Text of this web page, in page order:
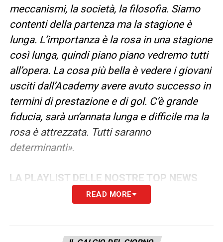
meccanismi, la società, la filosofia. Siamo
contenti della partenza ma la stagione è
lunga. L’importanza è la rosa in una stagione
così lunga, quindi piano piano vedremo tutti
all’opera. La cosa più bella è vedere i giovani
usciti dall’Academy avere avuto successo in
termini di prestazione e di gol. C’è grande
fiducia, sarà un’annata lunga e difficile ma la
rosa è attrezzata. Tutti saranno
determinanti».
LA PLAYLIST DELLE NOSTRE TOP NEWS
READ MORE